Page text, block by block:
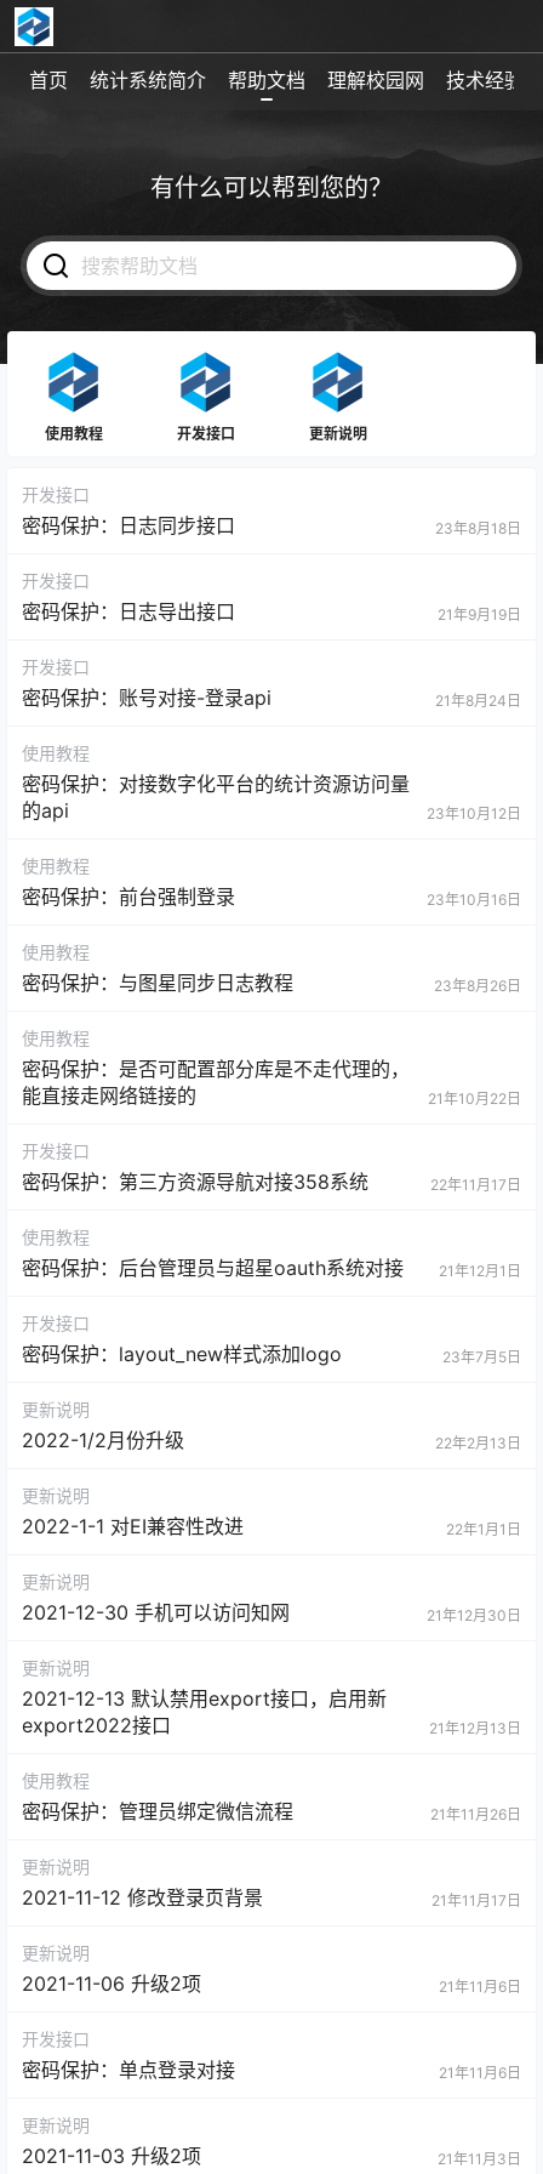
首页 统计系统简介 帮助文档 理解校园网 技术经验
有什么可以帮到您的？
使用教程 开发接口 更新说明
开发接口
密码保护：日志同步接口 23年8月18日
开发接口
密码保护：日志导出接口 21年9月19日
开发接口
密码保护：账号对接-登录api 21年8月24日
使用教程
密码保护：对接数字化平台的统计资源访问量
的api
23年10月12日
使用教程
密码保护：前台强制登录 23年10月16日
使用教程
密码保护：与图星同步日志教程 23年8月26日
使用教程
密码保护：是否可配置部分库是不走代理的，
能直接走网络链接的
21年10月22日
开发接口
密码保护：第三方资源导航对接358系统 22年11月17日
使用教程
密码保护：后台管理员与超星oauth系统对接 21年12月1日
开发接口
密码保护：layout_new样式添加logo 23年7月5日
更新说明
2022-1/2月份升级 22年2月13日
更新说明
2022-1-1 对EI兼容性改进 22年1月1日
更新说明
2021-12-30 手机可以访问知网 21年12月30日
更新说明
2021-12-13 默认禁用export接口，启用新
export2022接口
21年12月13日
使用教程
密码保护：管理员绑定微信流程 21年11月26日
更新说明
2021-11-12 修改登录页背景 21年11月17日
更新说明
2021-11-06 升级2项 21年11月6日
开发接口
密码保护：单点登录对接 21年11月6日
更新说明
2021-11-03 升级2项 21年11月3日